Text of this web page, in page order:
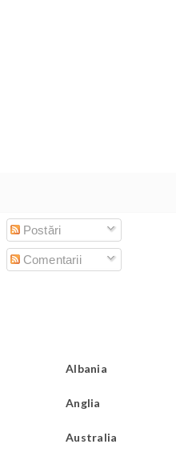
Postări
Comentarii
Albania
Anglia
Australia